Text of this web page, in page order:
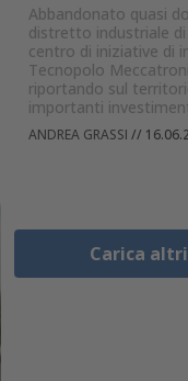
Abbandonato quasi
distretto industriale
centro di iniziative di
Tecnopolo
riportando sul
importanti
ANDREA GRASSI //
Carica